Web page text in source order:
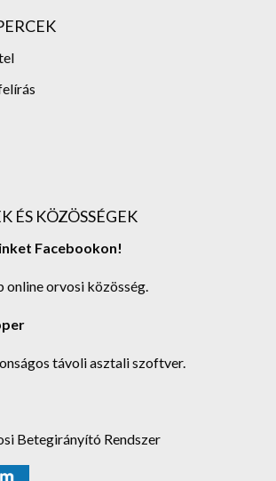
ÉS KÖZÖSSÉGEK
Facebookon!
online orvosi közösség.
távoli asztali szoftver.
Betegirányító Rendszer